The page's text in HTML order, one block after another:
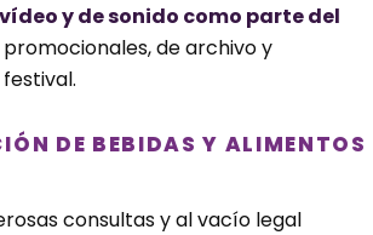
y de sonido como parte del
de archivo y
DE BEBIDAS Y ALIMENTOS
consultas y al vacío legal